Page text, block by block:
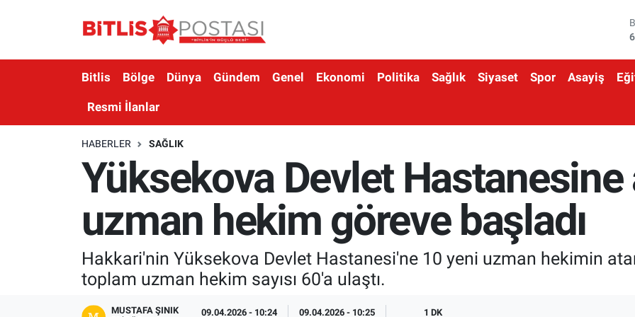
Bitlis Bölge Dünya Gündem Genel Ekonomi Politika Sağlık Siyaset Spor Asayiş
Resmi İlanlar
HABERLER SAĞLIK
Yüksekova Devlet
uzman hekim göreve başladı
Hakkari'nin Yüksekova Devlet Hastanesi'ne 10 yeni uzman hekimin
toplam uzman hekim sayısı 60'a ulaştı.
MUSTAFA ŞINIK 09.04.2026 - 10:24 09.04.2026 - 10:25 1 DK
Bölge
Ekonomi
Bitlis Trafik Yoğunluk Haritası
Süper Lig Puan Durumu ve Fikstür
Son Dakika Haberleri
Haber Arşivi